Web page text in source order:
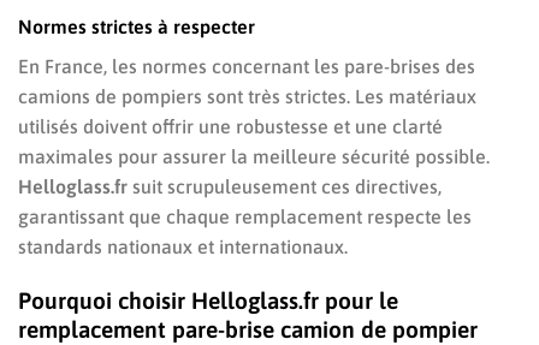
Normes strictes à respecter
En France, les normes concernant les pare-brises des
camions de pompiers sont très strictes. Les matériaux
utilisés doivent offrir une robustesse et une clarté
maximales pour assurer la meilleure sécurité possible.
Helloglass.fr suit scrupuleusement ces directives,
garantissant que chaque remplacement respecte les
standards nationaux et internationaux.
Pourquoi choisir Helloglass.fr pour le
remplacement pare-brise camion de pompier